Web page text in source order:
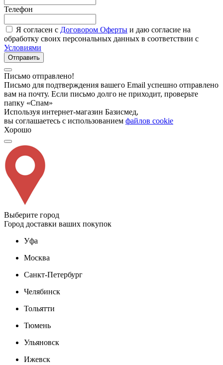
Телефон
Я согласен с Договором Оферты и даю согласие на
обработку своих персональных данных в соответствии с
Условиями
Отправить
Письмо отправлено!
Письмо для подтверждения вашего Email успешно отправлено
вам на почту. Если письмо долго не приходит, проверьте
папку «Спам»
Используя интернет-магазин Базисмед,
вы соглашаетесь с использованием файлов cookie
Хорошо
Выберите город
Город доставки ваших покупок
Уфа
Москва
Санкт-Петербург
Челябинск
Тольятти
Тюмень
Ульяновск
Ижевск